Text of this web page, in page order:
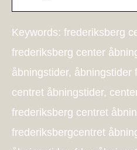
Keywords: frederiksberg
frederiksberg center
åbningstider, åbningstider
centret åbningstider,
frederiksberg centret
frederiksbergcentret